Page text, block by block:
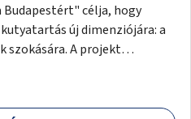
célja, hogy
új dimenziójára: a
szokására. A projekt
hozzájárulva a tiszta,